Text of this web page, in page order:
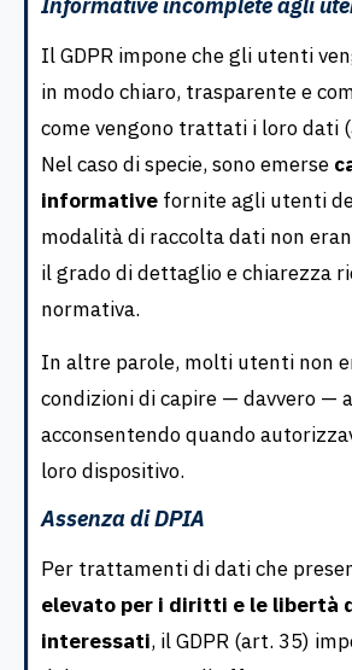
Il GDPR impone che gli utenti
in modo chiaro, trasparente e
come vengono trattati i loro dati
Nel caso di specie, sono emerse
informative fornite agli utenti
modalità di raccolta dati non
il grado di dettaglio e chiarezza
normativa.
In altre parole, molti utenti non
condizioni di capire — davvero —
acconsentendo quando
loro dispositivo.
Assenza di DPIA
Per trattamenti di dati che
elevato per i diritti e le libertà
interessati, il GDPR (art. 35)